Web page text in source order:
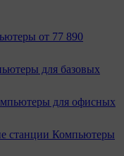
от 77 890
для базовых
для офисных
станции Компьютеры